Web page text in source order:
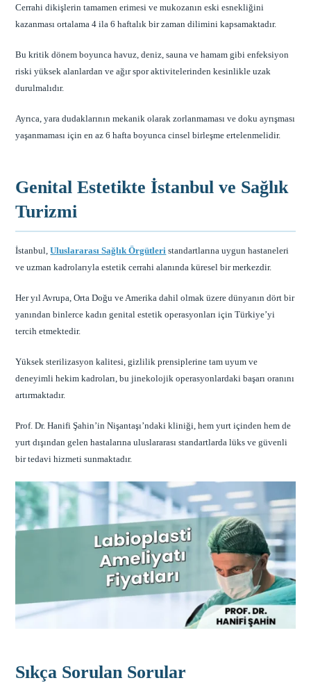
Cerrahi dikişlerin tamamen erimesi ve mukozanın eski esnekliğini
kazanması ortalama 4 ila 6 haftalık bir zaman dilimini kapsamaktadır.
Bu kritik dönem boyunca havuz, deniz, sauna ve hamam gibi enfeksiyon
riski yüksek alanlardan ve ağır spor aktivitelerinden kesinlikle uzak
durulmalıdır.
Ayrıca, yara dudaklarının mekanik olarak zorlanmaması ve doku ayrışması
yaşanmaması için en az 6 hafta boyunca cinsel birleşme ertelenmelidir.
Genital Estetikte İstanbul ve Sağlık
Turizmi
İstanbul,Uluslararası Sağlık Örgütleri standartlarına uygun hastaneleri
ve uzman kadrolarıyla estetik cerrahi alanında küresel bir merkezdir.
Her yıl Avrupa, Orta Doğu ve Amerika dahil olmak üzere dünyanın dört bir
yanından binlerce kadın genital estetik operasyonları için Türkiye’yi
tercih etmektedir.
Yüksek sterilizasyon kalitesi, gizlilik prensiplerine tam uyum ve
deneyimli hekim kadroları, bu jinekolojik operasyonlardaki başarı oranını
artırmaktadır.
Prof. Dr. Hanifi Şahin’in Nişantaşı’ndaki kliniği, hem yurt içinden hem de
yurt dışından gelen hastalarına uluslararası standartlarda lüks ve güvenli
bir tedavi hizmeti sunmaktadır.
Sıkça Sorulan Sorular